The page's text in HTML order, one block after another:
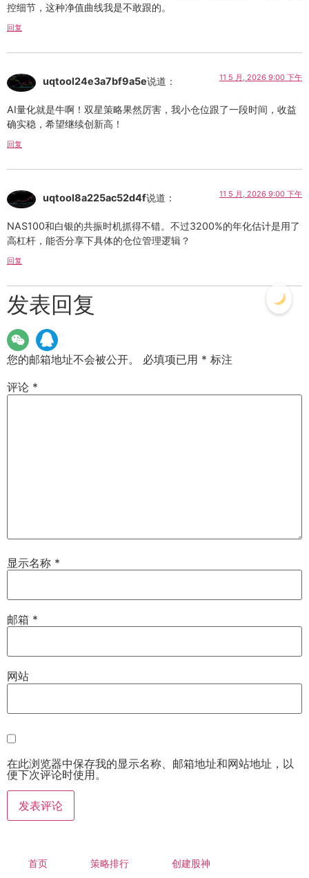
控细节，这种净值曲线我是不敢跟的。
回复
uqtool24e3a7bf9a5e说道： 11 5 月, 2026 9:00 下午
AI量化就是牛啊！双星策略果然厉害，我小仓位跟了一段时间，收益
确实稳，希望继续创新高！
回复
uqtool8a225ac52d4f说道： 11 5 月, 2026 9:00 下午
NAS100和白银的共振时机抓得不错。不过3200%的年化估计是用了
高杠杆，能否分享下具体的仓位管理逻辑？
回复
发表回复
您的邮箱地址不会被公开。 必填项已用 * 标注
评论 *
显示名称 *
邮箱 *
网站
在此浏览器中保存我的显示名称、邮箱地址和网站地址，以
便下次评论时使用。
首页 策略排行 创建股神